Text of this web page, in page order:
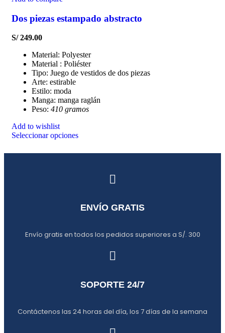
Dos piezas estampado abstracto
S/249.00
Material: Polyester
Material : Poliéster
Tipo: Juego de vestidos de dos piezas
Arte: estirable
Estilo: moda
Manga: manga raglán
Peso: 410 gramos
Add to wishlist
Seleccionar opciones
ENVÍO GRATIS
Envío gratis en todos los pedidos superiores a S/. 300
SOPORTE 24/7
Contáctenos las 24 horas del día, los 7 días de la semana